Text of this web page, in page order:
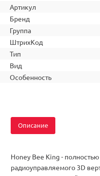
Артикул
Бренд
Группа
ШтрихКод
Тип
Вид
Особенность
Описание
Honey Bee King -
радиоуправляемого 3D